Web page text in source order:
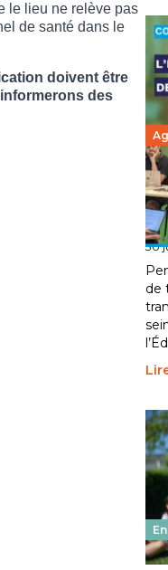
le lieu ne relève pas
de santé dans le
doivent être
des
30
de